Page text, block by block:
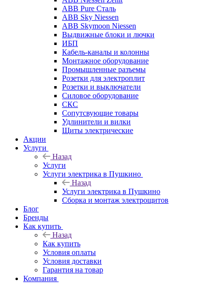
ABB Pure Сталь
ABB Sky Niessen
ABB Skymoon Niessen
Выдвижные блоки и лючки
ИБП
Кабель-каналы и колонны
Монтажное оборудование
Промышленные разъемы
Розетки для электроплит
Розетки и выключатели
Силовое оборудование
СКС
Сопутсвующие товары
Удлинители и вилки
Щиты электрические
Акции
Услуги
Назад
Услуги
Услуги электрика в Пушкино
Назад
Услуги электрика в Пушкино
Сборка и монтаж электрощитов
Блог
Бренды
Как купить
Назад
Как купить
Условия оплаты
Условия доставки
Гарантия на товар
Компания